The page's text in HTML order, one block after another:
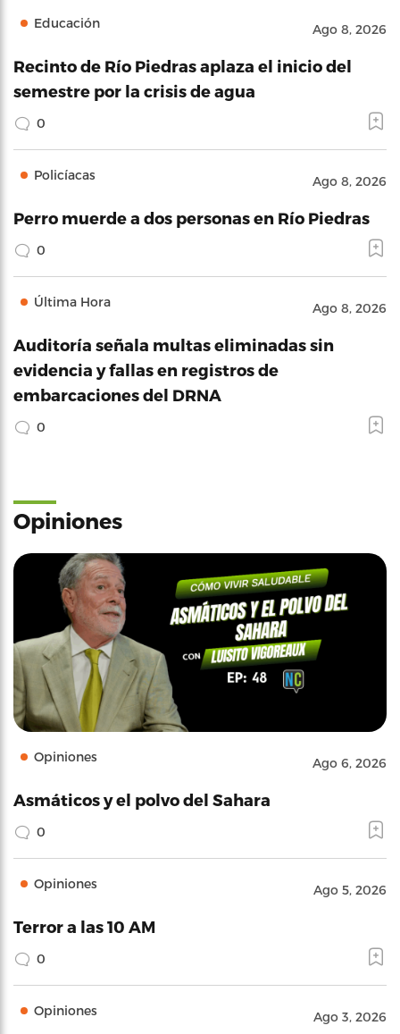
Educación Ago 8, 2026
Recinto de Río Piedras aplaza el inicio del
semestre por la crisis de agua
0
Policíacas Ago 8, 2026
Perro muerde a dos personas en Río Piedras
0
Última Hora Ago 8, 2026
Auditoría señala multas eliminadas sin
evidencia y fallas en registros de
embarcaciones del DRNA
0
Opiniones
Opiniones Ago 6, 2026
Asmáticos y el polvo del Sahara
0
Opiniones Ago 5, 2026
Terror a las 10 AM
0
Opiniones Ago 3, 2026